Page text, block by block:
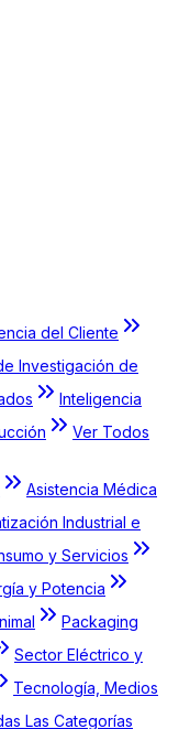
del Cliente
Investigación de
Inteligencia
Ver Todos
Asistencia Médica
Industrial e
y Servicios
y Potencia
Packaging
Sector Eléctrico y
Tecnología, Medios
Las Categorías